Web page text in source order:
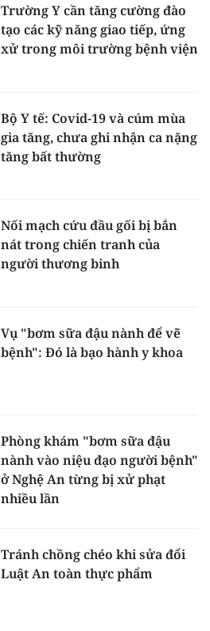
Trường Y cần tăng cường đào
tạo các kỹ năng giao tiếp, ứng
xử trong môi trường bệnh viện
Bộ Y tế: Covid-19 và cúm mùa
gia tăng, chưa ghi nhận ca nặng
tăng bất thường
Nối mạch cứu đầu gối bị bắn
nát trong chiến tranh của
người thương binh
Vụ "bơm sữa đậu nành để vẽ
bệnh": Đó là bạo hành y khoa
Phòng khám "bơm sữa đậu
nành vào niệu đạo người bệnh"
ở Nghệ An từng bị xử phạt
nhiều lần
Tránh chồng chéo khi sửa đổi
Luật An toàn thực phẩm